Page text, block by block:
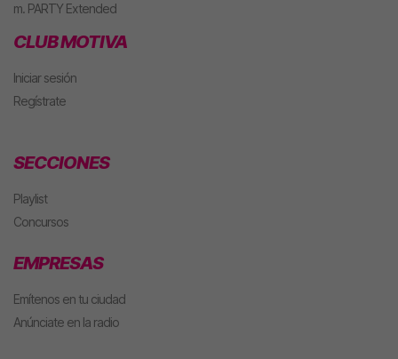
m. PARTY Extended
CLUB MOTIVA
Iniciar sesión
Regístrate
SECCIONES
Playlist
Concursos
EMPRESAS
Emítenos en tu ciudad
Anúnciate en la radio